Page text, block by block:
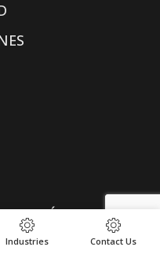
Industries Contact Us